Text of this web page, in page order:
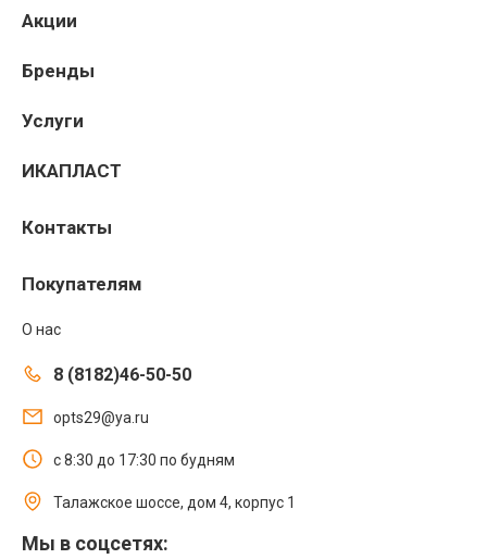
Акции
Бренды
Услуги
ИКАПЛАСТ
Контакты
Покупателям
О нас
8 (8182)46-50-50
opts29@ya.ru
с 8:30 до 17:30 по будням
Талажское шоссе, дом 4, корпус 1
Мы в соцсетях: